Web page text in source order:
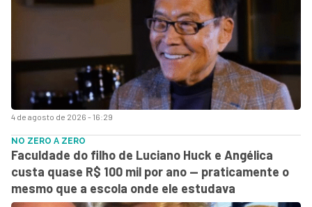
4 de agosto de 2026 - 16:29
NO ZERO A ZERO
Faculdade do filho de Luciano Huck e Angélica
custa quase R$ 100 mil por ano — praticamente o
mesmo que a escola onde ele estudava